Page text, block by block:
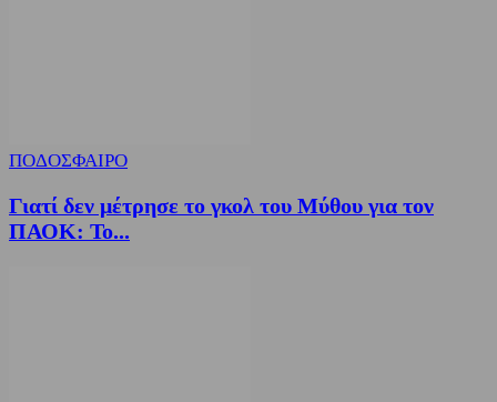
ΠΟΔΟΣΦΑΙΡΟ
Γιατί δεν μέτρησε το γκολ του Μύθου για τον
ΠΑΟΚ: Το...